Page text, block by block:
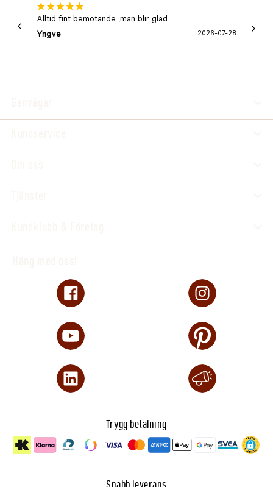
Alltid fint bemötande ,man blir glad .
Yngve
2026-07-28
Trygg betalning
Snabb leverans